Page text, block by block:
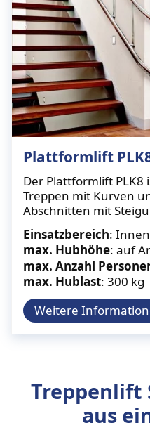
Plattformlift
Der Plattformlift PLK8
Treppen mit Kurven
Abschnitten mit
Einsatzbereich:
max. Hubhöhe: auf
max. Anzahl
max. Hublast: 300 kg
Weitere
Treppenlift
aus